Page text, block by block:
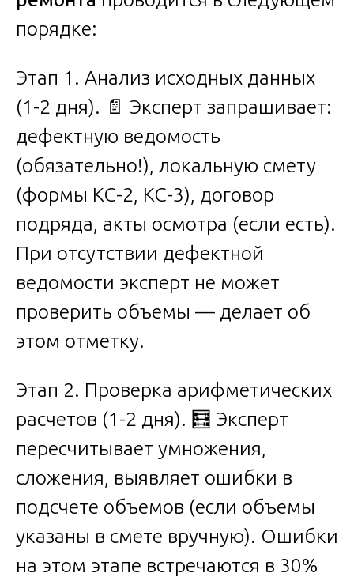
порядке:
Этап 1. Анализ исходных данных
(1-2 дня). 📄 Эксперт запрашивает:
дефектную ведомость
(обязательно!), локальную смету
(формы КС-2, КС-3), договор
подряда, акты осмотра (если есть).
При отсутствии дефектной
ведомости эксперт не может
проверить объемы — делает об
этом отметку.
Этап 2. Проверка арифметических
расчетов (1-2 дня). 🧮 Эксперт
пересчитывает умножения,
сложения, выявляет ошибки в
подсчете объемов (если объемы
указаны в смете вручную). Ошибки
на этом этапе встречаются в 30%